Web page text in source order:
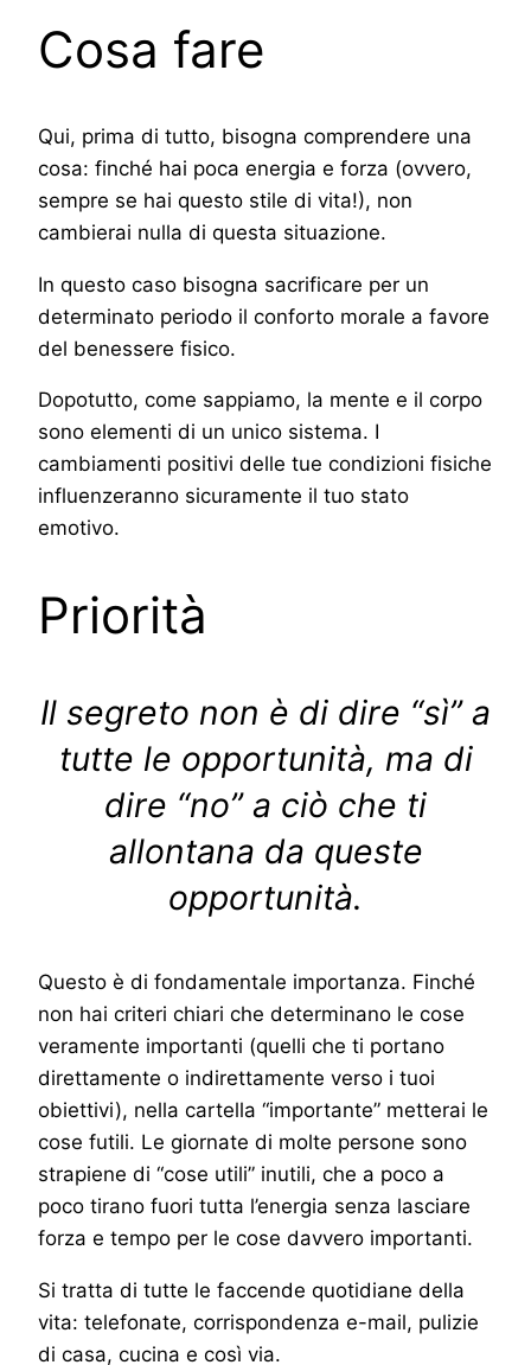
Cosa fare
Qui, prima di tutto, bisogna comprendere una
cosa: finché hai poca energia e forza (ovvero,
sempre se hai questo stile di vita!), non
cambierai nulla di questa situazione.
In questo caso bisogna sacrificare per un
determinato periodo il conforto morale a favore
del benessere fisico.
Dopotutto, come sappiamo, la mente e il corpo
sono elementi di un unico sistema. I
cambiamenti positivi delle tue condizioni fisiche
influenzeranno sicuramente il tuo stato
emotivo.
Priorità
Il segreto non è di dire “sì” a
tutte le opportunità, ma di
dire “no” a ciò che ti
allontana da queste
opportunità.
Questo è di fondamentale importanza. Finché
non hai criteri chiari che determinano le cose
veramente importanti (quelli che ti portano
direttamente o indirettamente verso i tuoi
obiettivi), nella cartella “importante” metterai le
cose futili. Le giornate di molte persone sono
strapiene di “cose utili” inutili, che a poco a
poco tirano fuori tutta l’energia senza lasciare
forza e tempo per le cose davvero importanti.
Si tratta di tutte le faccende quotidiane della
vita: telefonate, corrispondenza e-mail, pulizie
di casa, cucina e così via.